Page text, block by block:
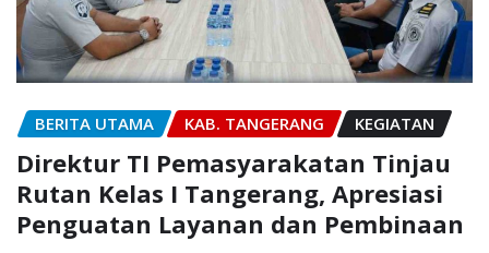
BERITA UTAMA KAB. TANGERANG KEGIATAN
Direktur TI Pemasyarakatan Tinjau
Rutan Kelas I Tangerang, Apresiasi
Penguatan Layanan dan Pembinaan